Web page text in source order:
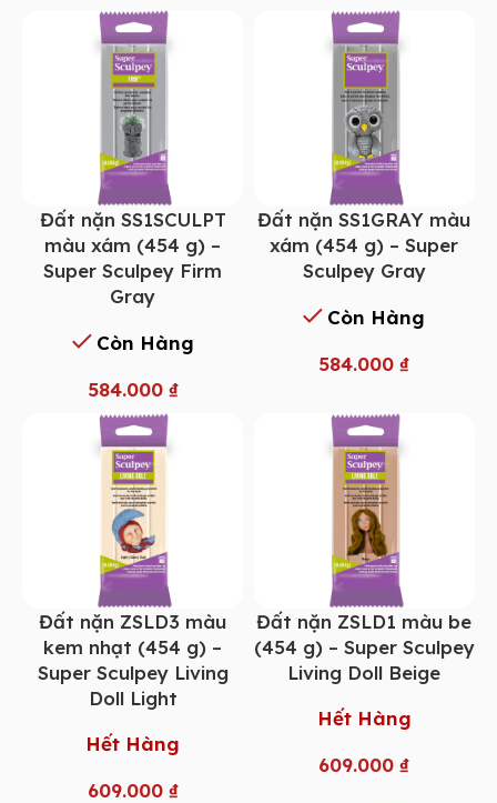
Đất nặn SS1SCULPT
màu xám (454 g) –
Super Sculpey Firm
Gray
Còn Hàng
584.000 ₫
Đất nặn SS1GRAY màu
xám (454 g) – Super
Sculpey Gray
Còn Hàng
584.000₫
Đất nặn ZSLD3 màu
kem nhạt (454 g) –
Super Sculpey Living
Doll Light
Hết Hàng
609.000 ₫
Đất nặn ZSLD1 màu be
(454 g) – Super Sculpey
Living Doll Beige
Hết Hàng
609.000₫